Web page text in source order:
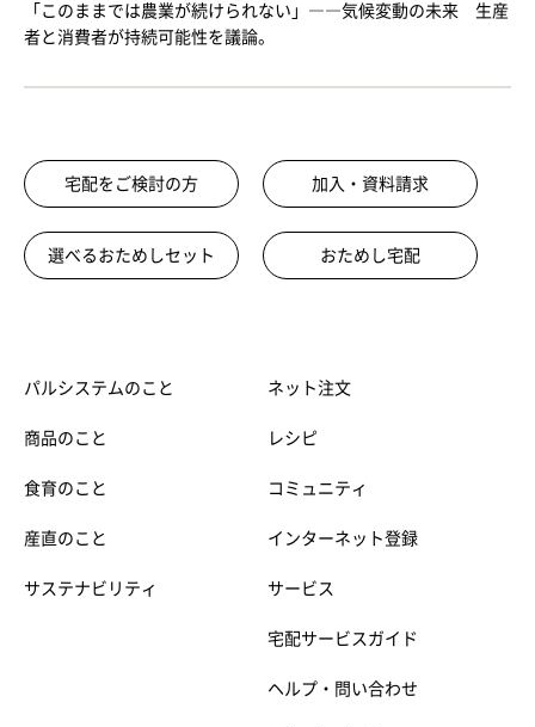
「このままでは農業が続けられない」――気候変動の未来 生産
者と消費者が持続可能性を議論。
宅配をご検討の方 加入・資料請求
選べるおためしセット おためし宅配
パルシステムのこと
商品のこと
食育のこと
産直のこと
サステナビリティ
ネット注文
レシピ
コミュニティ
インターネット登録
サービス
宅配サービスガイド
ヘルプ・問い合わせ